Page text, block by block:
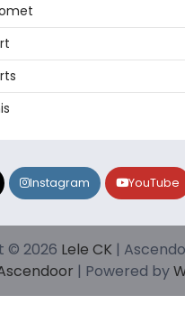
Instagram YouTube
© 2026 Lele CK |
| Powered by